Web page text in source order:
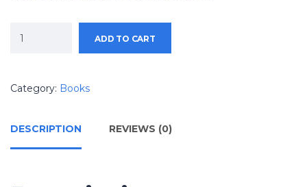
ADD TO CART
Category: Books
DESCRIPTION REVIEWS (0)